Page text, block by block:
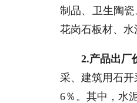
制品、卫生陶
花岗石板材、水
2.产品出厂
采、建筑用石
6％。其中，水